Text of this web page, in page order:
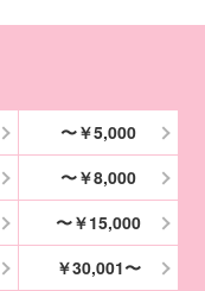
〜￥5,000
〜￥8,000
〜￥15,000
￥30,001〜